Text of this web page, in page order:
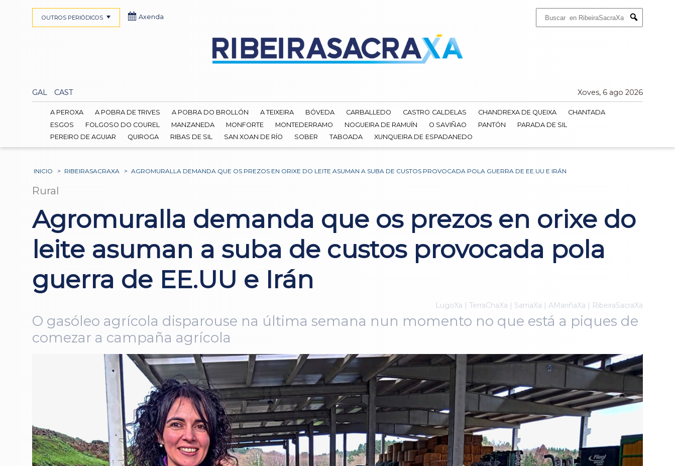
Submit
GAL CAST Xoves, 6 ago 2026
OUTROS PERIÓDICOS Axenda
A PEROXA A POBRA DE TRIVES A POBRA DO BROLLÓN A TEIXEIRA BÓVEDA CARBALLEDO CASTRO CALDELAS CHANDREXA DE QUEIXA
CHANTADA
ESGOS
FOLGOSO DO COUREL MANZANEDA MONFORTE MONTEDERRAMO NOGUEIRA DE RAMUÍN O SAVIÑAO PANTÓN
PARADA DE SIL
PEREIRO DE AGUIAR
QUIROGA RIBAS DE SIL SAN XOAN DE RÍO SOBER TABOADA XUNQUEIRA DE ESPADANEDO
INICIO > RIBEIRASACRAXA > AGROMURALLA DEMANDA QUE OS PREZOS EN ORIXE DO LEITE ASUMAN A SUBA DE CUSTOS PROVOCADA POLA GUERRA DE EE.UU E IRÁN
Rural
Agromuralla demanda que os prezos en orixe do
leite asuman a suba de custos provocada pola
guerra de EE.UU e Irán
LugoXa | TerraChaXa | SarriaXa | AMariñaXa | RibeiraSacraXa
O gasóleo agrícola disparouse na última semana nun momento no que está a piques de
comezar a campaña agrícola